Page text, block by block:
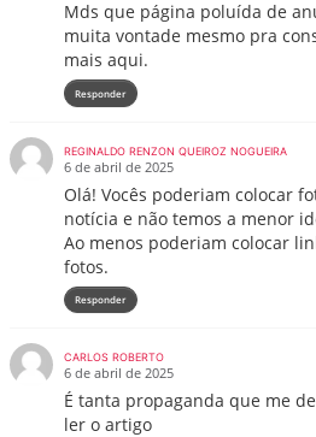
Mds que página poluída de
muita vontade mesmo pra
mais aqui.
Responder
REGINALDO RENZON QUEIROZ NOGUEIRA
6 de abril de 2025
Olá! Vocês poderiam colocar
notícia e não temos a menor
Ao menos poderiam colocar
fotos.
Responder
CARLOS ROBERTO
6 de abril de 2025
É tanta propaganda que me
ler o artigo